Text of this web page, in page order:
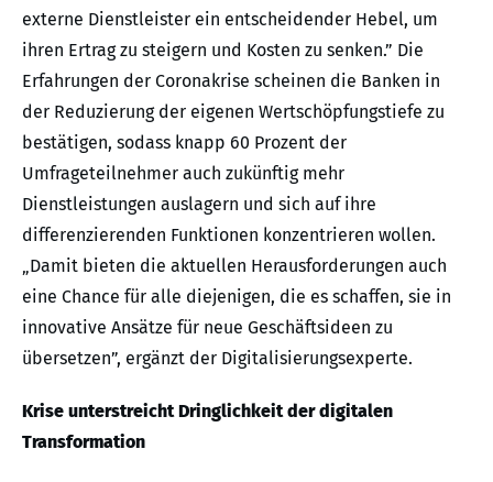
externe Dienstleister ein entscheidender Hebel, um
ihren Ertrag zu steigern und Kosten zu senken.” Die
Erfahrungen der Coronakrise scheinen die Banken in
der Reduzierung der eigenen Wertschöpfungstiefe zu
bestätigen, sodass knapp 60 Prozent der
Umfrageteilnehmer auch zukünftig mehr
Dienstleistungen auslagern und sich auf ihre
differenzierenden Funktionen konzentrieren wollen.
„Damit bieten die aktuellen Herausforderungen auch
eine Chance für alle diejenigen, die es schaffen, sie in
innovative Ansätze für neue Geschäftsideen zu
übersetzen”, ergänzt der Digitalisierungsexperte.
Krise unterstreicht Dringlichkeit der digitalen
Transformation